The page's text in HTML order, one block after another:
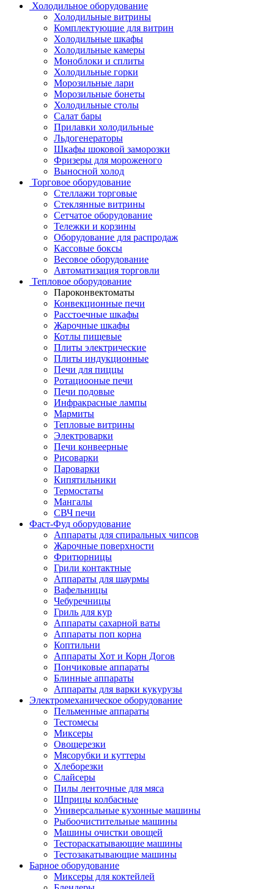
Холодильное оборудование
Холодильные витрины
Комплектующие для витрин
Холодильные шкафы
Холодильные камеры
Моноблоки и сплиты
Холодильные горки
Морозильные лари
Морозильные бонеты
Холодильные столы
Салат бары
Прилавки холодильные
Льдогенераторы
Шкафы шоковой заморозки
Фризеры для мороженого
Выносной холод
Торговое оборудование
Стеллажи торговые
Стеклянные витрины
Сетчатое оборудование
Тележки и корзины
Оборудование для распродаж
Кассовые боксы
Весовое оборудование
Автоматизация торговли
Тепловое оборудование
Пароконвектоматы
Конвекционные печи
Расстоечные шкафы
Жарочные шкафы
Котлы пищевые
Плиты электрические
Плиты индукционные
Печи для пиццы
Ротациооные печи
Печи подовые
Инфракрасные лампы
Мармиты
Тепловые витрины
Электроварки
Печи конвеерные
Рисоварки
Пароварки
Кипятильники
Термостаты
Мангалы
СВЧ печи
Фаст-Фуд оборудование
Аппараты для спиральных чипсов
Жарочные поверхности
Фритюрницы
Грили контактные
Аппараты для шаурмы
Вафельницы
Чебуречницы
Гриль для кур
Аппараты сахарной ваты
Аппараты поп корна
Коптильни
Аппараты Хот и Корн Догов
Пончиковые аппараты
Блинные аппараты
Аппараты для варки кукурузы
Электромеханическое оборудование
Пельменные аппараты
Тестомесы
Миксеры
Овощерезки
Мясорубки и куттеры
Хлеборезки
Слайсеры
Пилы ленточные для мяса
Шприцы колбасные
Универсальные кухонные машины
Рыбоочистительные машины
Машины очистки овощей
Тестораскатывающие машины
Тестозакатывающие машины
Барное оборудование
Миксеры для коктейлей